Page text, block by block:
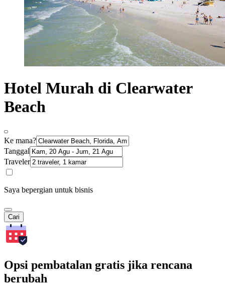
Hotel Murah di Clearwater
Beach
Ke mana?
Tanggal
Traveler
Saya bepergian untuk bisnis
Cari
Opsi pembatalan gratis jika rencana
berubah